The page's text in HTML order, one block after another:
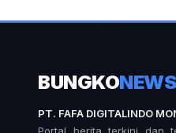
BUNGKONEWS
PT. FAFA DIGITALINDO